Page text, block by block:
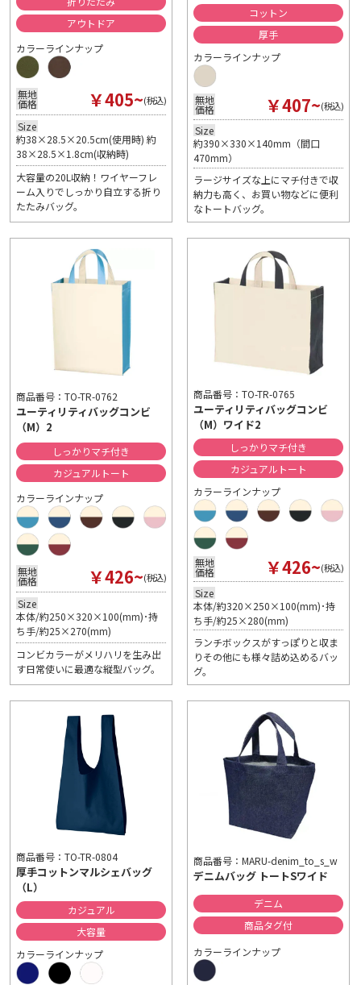
アウトドア
カラーラインナップ
無地
価格 ￥405~(税込)
Size
約38×28.5×20.5cm(使用時) 約
38×28.5×1.8cm(収納時)
大容量の20L収納！ワイヤーフレ
ーム入りでしっかり自立する折り
たたみバッグ。
コットン
厚手
カラーラインナップ
無地
価格 ￥407~(税込)
Size
約390×330×140mm（間口
470mm）
ラージサイズな上にマチ付きで収
納力も高く、お買い物などに便利
なトートバッグ。
商品番号：TO-TR-0762
ユーティリティバッグコンビ
（M）2
しっかりマチ付き
カジュアルトート
カラーラインナップ
無地
価格 ￥426~(税込)
Size
本体/約250×320×100(mm)･持
ち手/約25×270(mm)
コンビカラーがメリハリを生み出
す日常使いに最適な縦型バッグ。
商品番号：TO-TR-0765
ユーティリティバッグコンビ
（M）ワイド2
しっかりマチ付き
カジュアルトート
カラーラインナップ
無地
価格 ￥426~(税込)
Size
本体/約320×250×100(mm)･持
ち手/約25×280(mm)
ランチボックスがすっぽりと収ま
りその他にも様々詰め込めるバッ
グ。
商品番号：TO-TR-0804
厚手コットンマルシェバッグ
（L）
カジュアル
大容量
カラーラインナップ
商品番号：MARU-denim_to_s_w
デニムバッグ トートSワイド
デニム
商品タグ付
カラーラインナップ